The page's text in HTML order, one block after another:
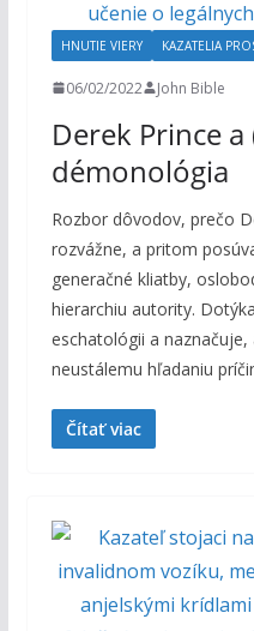
HNUTIE VIERY KAZATELIA
06/02/2022 John Bible
Derek Prince
démonológia
Rozbor dôvodov, prečo
rozvážne, a pritom
generačné kliatby,
hierarchiu autority.
eschatológii a
neustálemu hľadaniu
Čítať viac